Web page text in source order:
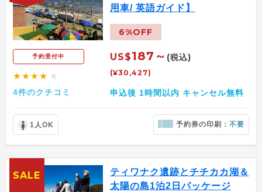
予約受付中
★★★★ ★
4件のクチコミ
用車/ 英語ガイド】
6%OFF
US$187～ (税込)
(¥30,427)
申込後 1時間以内 キャンセル無料
1人OK 予約券の印刷：不要
ティワナク遺跡とチチカカ湖＆
太陽の島1泊2日パッケージ
SALE